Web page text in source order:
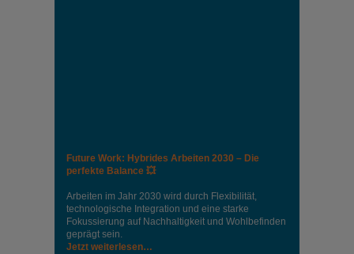
Future Work: Hybrides Arbeiten 2030 – Die
perfekte Balance 💥
Arbeiten im Jahr 2030 wird durch Flexibilität,
technologische Integration und eine starke
Fokussierung auf Nachhaltigkeit und Wohlbefinden
geprägt sein.
Jetzt weiterlesen…